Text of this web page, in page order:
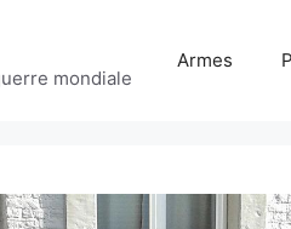
mondiale
Armes